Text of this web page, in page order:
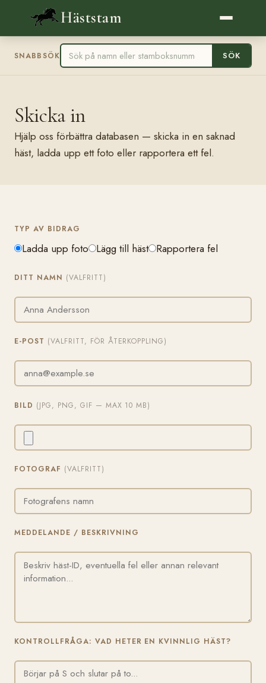
Häststam
SNABBSÖK SÖK
Skicka in
Hjälp oss förbättra databasen — skicka in en saknad
häst, ladda upp ett foto eller rapportera ett fel.
TYP AV BIDRAG
Ladda upp foto Lägg till häst Rapportera fel
DITT NAMN (VALFRITT)
E-POST (VALFRITT, FÖR ÅTERKOPPLING)
BILD (JPG, PNG, GIF — MAX 10 MB)
FOTOGRAF (VALFRITT)
MEDDELANDE / BESKRIVNING
KONTROLLFRÅGA: VAD HETER EN KVINNLIG HÄST?